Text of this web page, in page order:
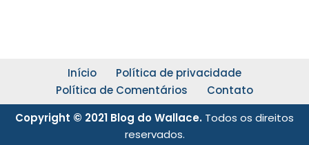
Início
Política de privacidade
Política de Comentários
Contato
Copyright © 2021 Blog do Wallace. Todos os direitos
reservados.